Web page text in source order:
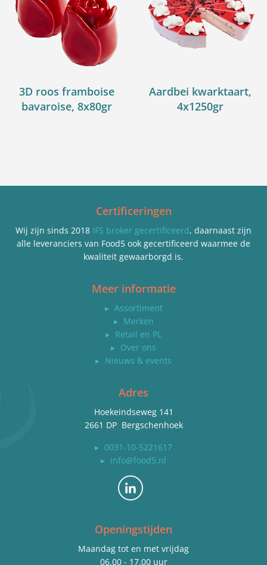
3D roos framboise
bavaroise, 8x80gr
Aardbei kwarktaart,
4x1250gr
Certificeringen
Wij zijn sinds 2018 IFS broker gecertificeerd, daarnaast zijn
alle leveranciers van Food5 ook gecertificeerd waarmee de
kwaliteit gewaarborgd is.
Meer informatie
▸ Assortiment
▸ Merken
▸ Retail en PL
▸ Over ons
▸ Nieuws & events
Adres
Hoekeindseweg 141
2661 DP Bergschenhoek
▸ 0031-10-5221617
▸ info@food5.nl
Bekijk ons op LinkedIn
Openingstijden
Maandag tot en met vrijdag
06.00 - 17.00 uur